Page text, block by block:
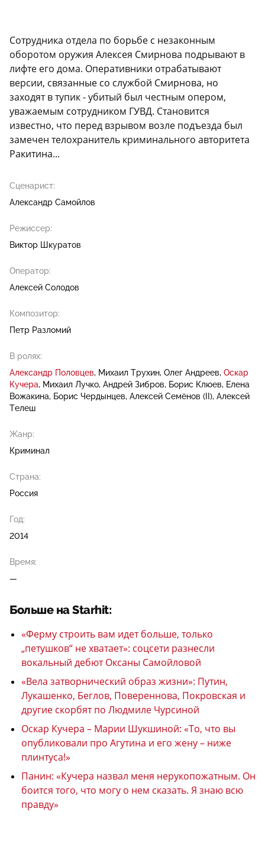
Сотрудника отдела по борьбе с незаконным
оборотом оружия Алексея Смирнова подрывают в
лифте его дома. Оперативники отрабатывают
версии, связанные со службой Смирнова, но
заходят в тупик - убитый был честным опером,
уважаемым сотрудником ГУВД. Становится
известно, что перед взрывом возле подъезда был
замечен телохранитель криминального авторитета
Ракитина...
Сценарист:
Александр Самойлов
Режиссер:
Виктор Шкуратов
Оператор:
Алексей Солодов
Композитор:
Петр Разломий
В ролях:
Александр Половцев
Михаил Трухин Олег Андреев Оскар
Кучера
Михаил Лучко Андрей Зибров Борис Клюев
Елена
Вожакина
Борис Чердынцев Алексей Семёнов (II) Алексей
Телеш
Жанр:
Криминал
Страна:
Россия
Год:
2014
Время:
—
Больше на Starhit:
«Ферму строить вам идет больше, только
„петушков“ не хватает»: соцсети разнесли
вокальный дебют Оксаны Самойловой
«Вела затворнический образ жизни»: Путин,
Лукашенко, Беглов, Повереннова, Покровская и
другие скорбят по Людмиле Чурсиной
Оскар Кучера – Марии Шукшиной: «То, что вы
опубликовали про Агутина и его жену – ниже
плинтуса!»
Панин: «Кучера назвал меня нерукопожатным. Он
боится того, что могу о нем сказать. Я знаю всю
правду»